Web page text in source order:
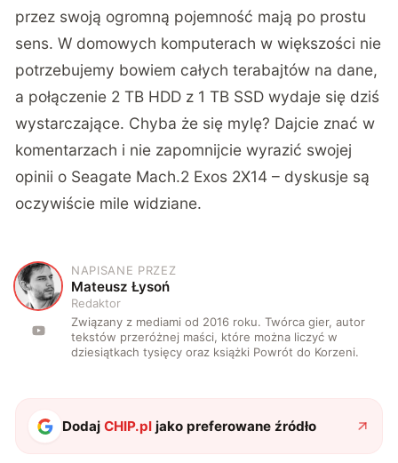
przez swoją ogromną pojemność mają po prostu
sens. W domowych komputerach w większości nie
potrzebujemy bowiem całych terabajtów na dane,
a połączenie 2 TB HDD z 1 TB SSD wydaje się dziś
wystarczające. Chyba że się mylę? Dajcie znać w
komentarzach i nie zapomnijcie wyrazić swojej
opinii o Seagate Mach.2 Exos 2X14 – dyskusje są
oczywiście mile widziane.
M
NAPISANE PRZEZ
Mateusz Łysoń
Redaktor
Związany z mediami od 2016 roku. Twórca gier, autor
tekstów przeróżnej maści, które można liczyć w
dziesiątkach tysięcy oraz książki Powrót do Korzeni.
DodajCHIP.pl jako preferowane źródło